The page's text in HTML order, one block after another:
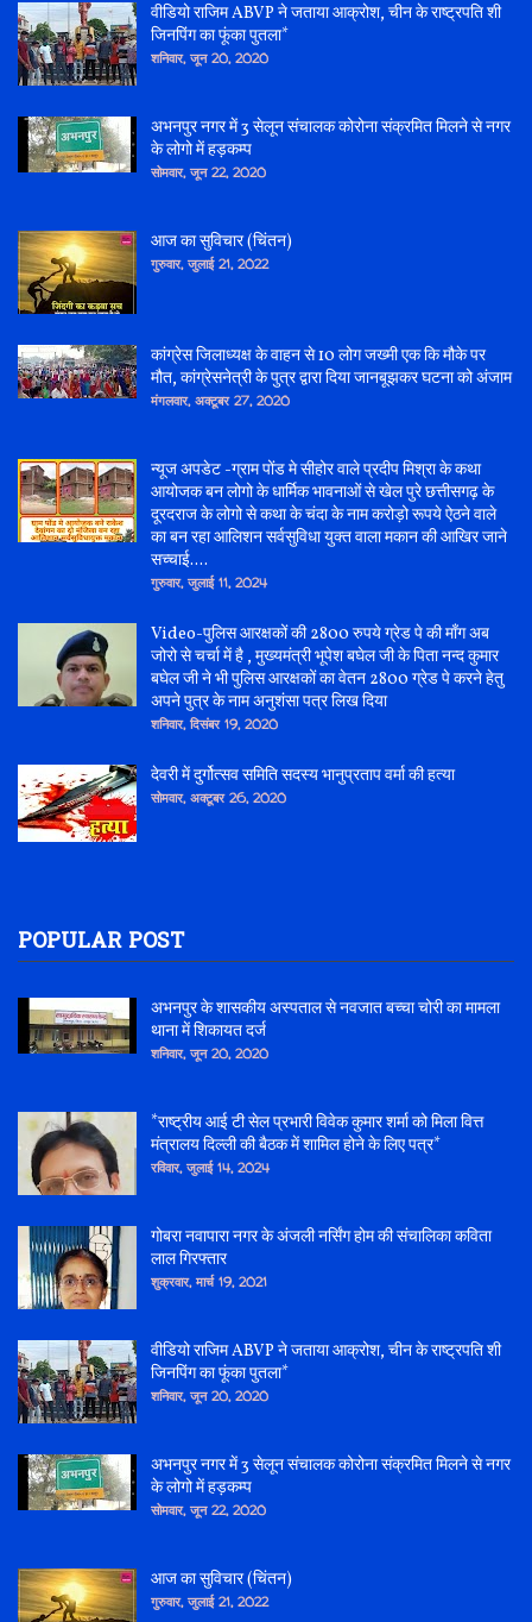
वीडियो राजिम ABVP ने जताया आक्रोश, चीन के राष्ट्रपति शी
जिनपिंग का फूंका पुतला*
शनिवार, जून 20, 2020
अभनपुर नगर में 3 सेलून संचालक कोरोना संक्रमित मिलने से नगर
के लोगो में हड़कम्प
सोमवार, जून 22, 2020
आज का सुविचार (चिंतन)
गुरुवार, जुलाई 21, 2022
कांग्रेस जिलाध्यक्ष के वाहन से 10 लोग जख्मी एक कि मौके पर
मौत, कांग्रेसनेत्री के पुत्र द्वारा दिया जानबूझकर घटना को अंजाम
मंगलवार, अक्टूबर 27, 2020
न्यूज अपडेट -ग्राम पोंड मे सीहोर वाले प्रदीप मिश्रा के कथा
आयोजक बन लोगो के धार्मिक भावनाओं से खेल पुरे छत्तीसगढ़ के
दूरदराज के लोगो से कथा के चंदा के नाम करोड़ो रूपये ऐठने वाले
का बन रहा आलिशन सर्वसुविधा युक्त वाला मकान की आखिर जाने
सच्चाई....
गुरुवार, जुलाई 11, 2024
Video-पुलिस आरक्षकों की 2800 रुपये ग्रेड पे की माँग अब
जोरो से चर्चा में है , मुख्यमंत्री भूपेश बघेल जी के पिता नन्द कुमार
बघेल जी ने भी पुलिस आरक्षकों का वेतन 2800 ग्रेड पे करने हेतु
अपने पुत्र के नाम अनुशंसा पत्र लिख दिया
शनिवार, दिसंबर 19, 2020
देवरी में दुर्गोत्सव समिति सदस्य भानुप्रताप वर्मा की हत्या
सोमवार, अक्टूबर 26, 2020
POPULAR POST
अभनपुर के शासकीय अस्पताल से नवजात बच्चा चोरी का मामला
थाना में शिकायत दर्ज
शनिवार, जून 20, 2020
*राष्ट्रीय आई टी सेल प्रभारी विवेक कुमार शर्मा को मिला वित्त
मंत्रालय दिल्ली की बैठक में शामिल होने के लिए पत्र*
रविवार, जुलाई 14, 2024
गोबरा नवापारा नगर के अंजली नर्सिंग होम की संचालिका कविता
लाल गिरफ्तार
शुक्रवार, मार्च 19, 2021
वीडियो राजिम ABVP ने जताया आक्रोश, चीन के राष्ट्रपति शी
जिनपिंग का फूंका पुतला*
शनिवार, जून 20, 2020
अभनपुर नगर में 3 सेलून संचालक कोरोना संक्रमित मिलने से नगर
के लोगो में हड़कम्प
सोमवार, जून 22, 2020
आज का सुविचार (चिंतन)
गुरुवार, जुलाई 21, 2022